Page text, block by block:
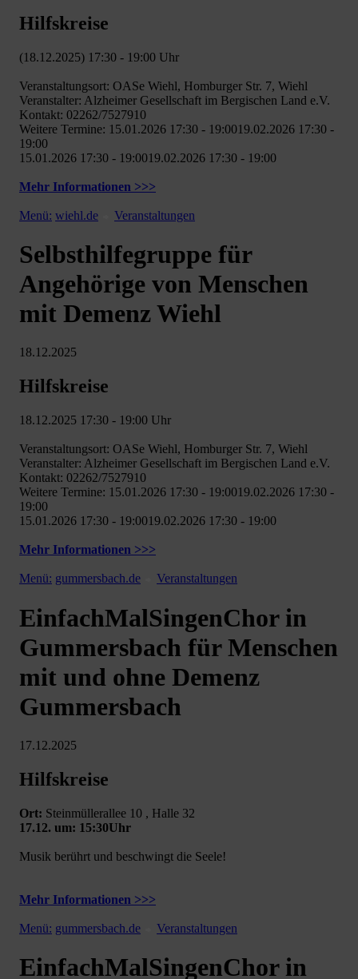
Hilfskreise
(18.12.2025) 17:30 - 19:00 Uhr
Veranstaltungsort: OASe Wiehl, Homburger Str. 7, Wiehl
Veranstalter: Alzheimer Gesellschaft im Bergischen Land e.V.
Kontakt: 02262/7527910
Weitere Termine: 15.01.2026 17:30 - 19:0019.02.2026 17:30 -
19:00
15.01.2026 17:30 - 19:0019.02.2026 17:30 - 19:00
Mehr Informationen >>>
Menü: wiehl.de Veranstaltungen
Selbsthilfegruppe für
Angehörige von Menschen
mit Demenz Wiehl
18.12.2025
Hilfskreise
18.12.2025 17:30 - 19:00 Uhr
Veranstaltungsort: OASe Wiehl, Homburger Str. 7, Wiehl
Veranstalter: Alzheimer Gesellschaft im Bergischen Land e.V.
Kontakt: 02262/7527910
Weitere Termine: 15.01.2026 17:30 - 19:0019.02.2026 17:30 -
19:00
15.01.2026 17:30 - 19:0019.02.2026 17:30 - 19:00
Mehr Informationen >>>
Menü: gummersbach.de Veranstaltungen
EinfachMalSingenChor in
Gummersbach für Menschen
mit und ohne Demenz
Gummersbach
17.12.2025
Hilfskreise
Ort: Steinmüllerallee 10 , Halle 32
17.12. um: 15:30Uhr
Musik berührt und beschwingt die Seele!
Mehr Informationen >>>
Menü: gummersbach.de Veranstaltungen
EinfachMalSingenChor in